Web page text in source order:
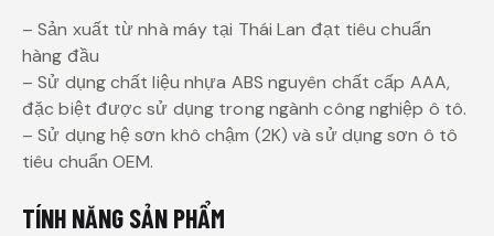
– Sản xuất từ ​​nhà máy tại Thái Lan đạt tiêu chuẩn
hàng đầu
– Sử dụng chất liệu nhựa ABS nguyên chất cấp AAA,
đặc biệt được sử dụng trong ngành công nghiệp ô tô.
– Sử dụng hệ sơn khô chậm (2K) và sử dụng sơn ô tô
tiêu chuẩn OEM.
TÍNH NĂNG SẢN PHẨM